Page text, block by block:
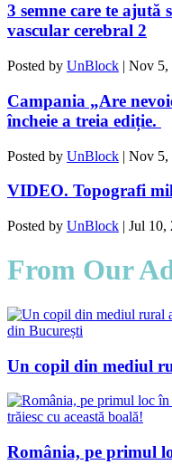
3 semne care te ajută
vascular cerebral 2
Posted by UnBlock | Nov 5,
Campania „Are
încheie a treia ediție.
Posted by UnBlock | Nov 5,
VIDEO. Topografi
Posted by UnBlock | Jul 10,
From Our
Un copil din mediul
România, pe primul